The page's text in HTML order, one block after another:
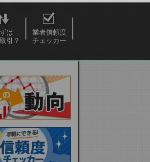
は
引？
業者信頼度
チェッカー